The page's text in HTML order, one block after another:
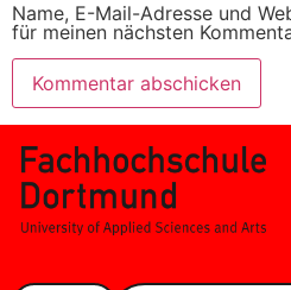
Name, E-Mail-Adresse und
für meinen nächsten